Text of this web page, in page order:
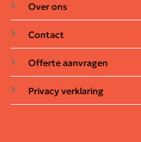
Over ons
Contact
Offerte aanvragen
Privacy verklaring